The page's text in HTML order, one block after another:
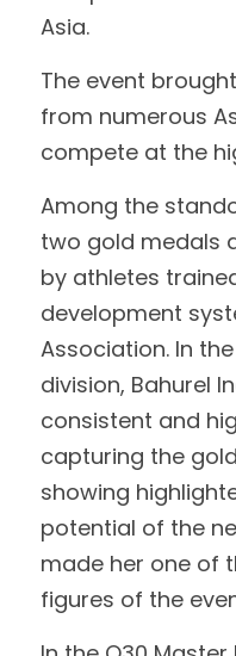
Asia.
The event
from numerous
compete at the
Among the
two gold medals
by athletes
development
Association. In
division, Bahurel
consistent and
capturing the
showing
potential of the
made her one of
figures of the